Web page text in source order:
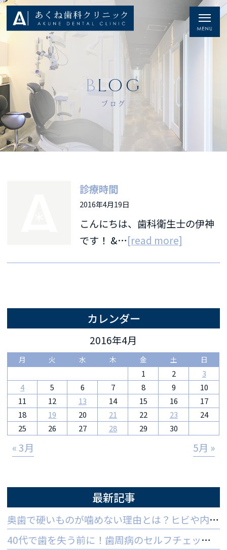
BLOG
ブログ
診療時間
2016年4月19日
こんにちは、歯科衛生士の伊神
です！ &…[read more]
カレンダー
2016年4月
月 火 水 木 金 土 日
1 2
3
4
5 6 7 8 9
10
11
12 13 14 15 16
17
18
19 20 21 22 23
24
25
26 27 28 29 30
« 3月 5月 »
最新記事
奥歯で硬いものが噛めない理由とは？ヒビや内部炎症の疑いと対策
40代で歯を失う前に！歯周病のセルフチェックと守る予防法